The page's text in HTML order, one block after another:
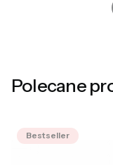
Polecane
Bestseller